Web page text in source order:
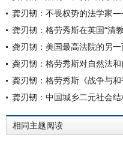
龚刃韧：格劳秀斯在英国“清
龚刃韧：美国最高法院的另
龚刃韧：中国城乡二元社会
相同主题阅读